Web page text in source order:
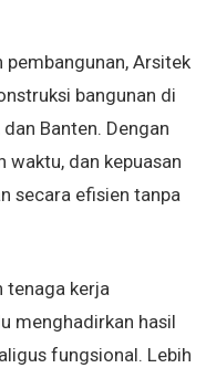
pembangunan, Arsitek
bangunan di
Banten. Dengan
waktu, dan kepuasan
secara efisien tanpa
tenaga kerja
menghadirkan hasil
fungsional. Lebih